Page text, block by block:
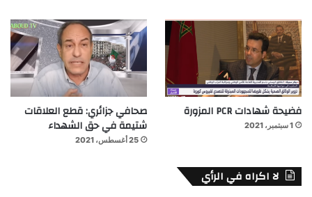
فضيحة شهادات PCR المزورة
1 سبتمبر، 2021
صحافي جزائري: قطع العلاقات
شتيمة في حق الشهداء
25 أغسطس، 2021
لا اكراه في الرأي